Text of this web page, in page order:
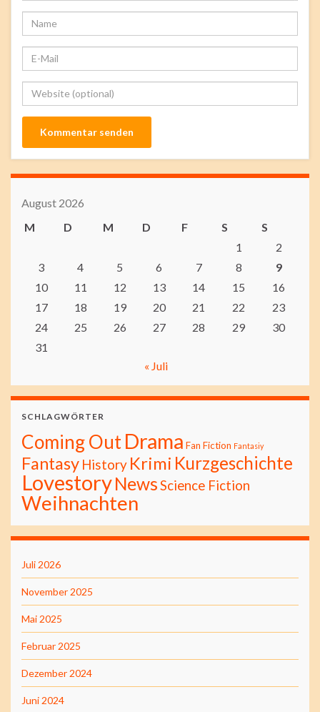
August 2026
M
D M D F S
S
1
2
3
4 5 6 7 8
9
10
11 12 13 14 15
16
17
18 19 20 21 22
23
24
25 26 27 28 29
30
31
« Juli
SCHLAGWÖRTER
Coming OutDrama Fan Fiction Fantasiy
Fantasy History Krimi Kurzgeschichte
LovestoryNewsScience Fiction
Weihnachten
Juli 2026
November 2025
Mai 2025
Februar 2025
Dezember 2024
Juni 2024